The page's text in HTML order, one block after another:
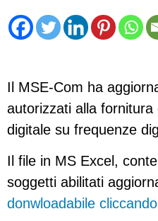
Il MSE-Com ha
autorizzati alla
digitale su frequenze
Il file in MS Excel,
soggetti abilitati
donwloadabile